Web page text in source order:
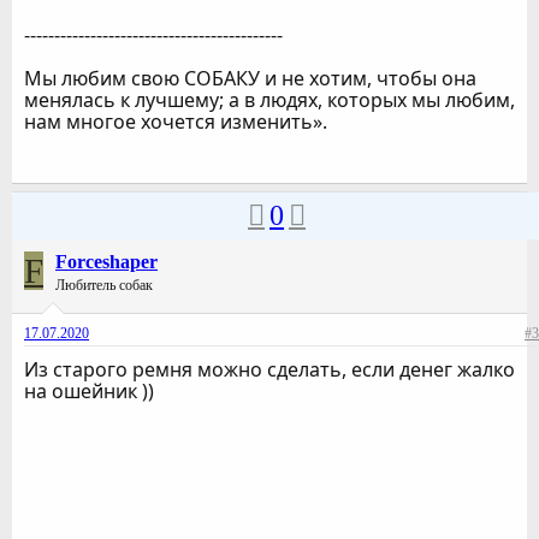
-------------------------------------------
Мы любим свою СОБАКУ и не хотим, чтобы она
менялась к лучшему; а в людях, которых мы любим,
нам многое хочется изменить».
0
F Forceshaper
Любитель собак
17.07.2020 #3
Из старого ремня можно сделать, если денег жалко
на ошейник ))